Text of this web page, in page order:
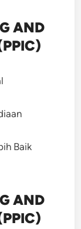
AND
Baik
AND